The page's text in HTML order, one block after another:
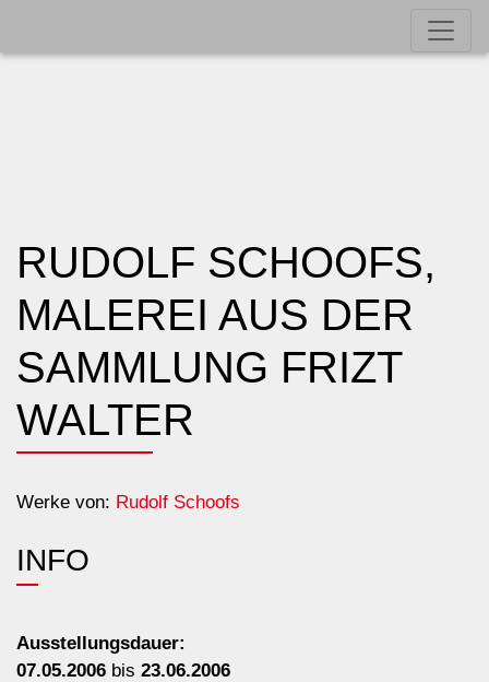
RUDOLF SCHOOFS,
MALEREI AUS DER
SAMMLUNG FRIZT
WALTER
Werke von: Rudolf Schoofs
INFO
Ausstellungsdauer:
07.05.2006 bis 23.06.2006